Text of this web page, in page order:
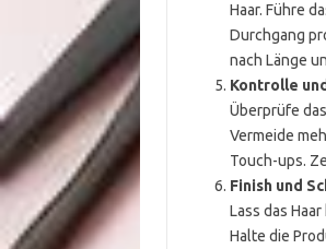
Haar. Führe
Durchgang
nach Länge
Kontrolle
Überprüfe
Vermeide
Touch-ups.
Finish und
Lass das
Halte die